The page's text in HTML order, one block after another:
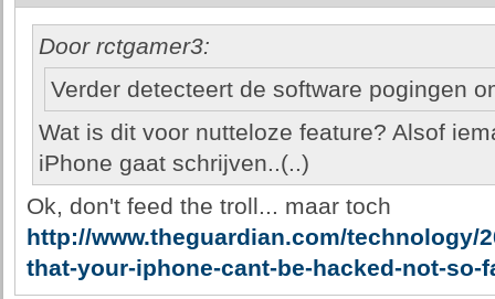
Door rctgamer3:
Verder detecteert de software pogingen
Wat is dit voor nutteloze feature? Alsof
iPhone gaat schrijven..(..)
Ok, don't feed the troll... maar toch
http://www.theguardian.com/technology/
that-your-iphone-cant-be-hacked-not-so-